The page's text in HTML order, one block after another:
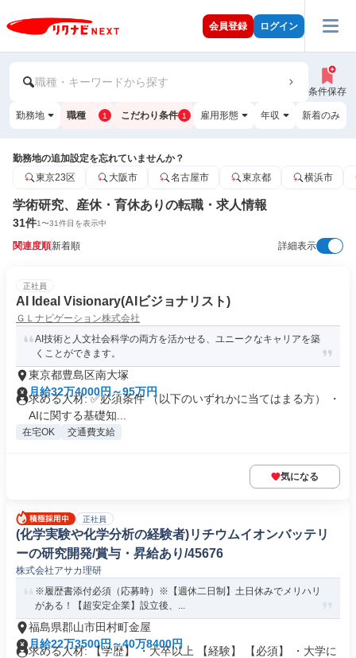
会員登録 ログイン
職種・キーワードから探す
条件保存
勤務地 職種 1 こだわり条件 1 雇用形態 年収 新着のみ
勤務地の追加設定を忘れていませんか？
東京23区
大阪市 名古屋市 東京都 横浜市
学術研究、産休・育休ありの転職・求人情報
31件1〜31件目を表示中
関連度順新着順 詳細表示
正社員
AI Ideal Visionary(AIビジョナリスト)
ＧＬナビゲーション株式会社
AI技術と人文社会科学の両方を活かせる、ユニークなキャリアを築
くことができます。
東京都豊島区南大塚
月給32万4000円～95万円
求める人材: ✅必須条件 （以下のいずれかに当てはまる方） ・
AIに関する基礎知...
在宅OK 交通費支給
気になる
正社員
(化学実験や化学分析の経験者)リチウムイオンバッテリ
ーの研究開発/賞与・昇給あり/45676
株式会社アサカ理研
※履歴書添付必須（応募時）※【週休二日制】土日休みでメリハリ
がある！【超安定企業】設立後、...
福島県郡山市田村町金屋
月給22万3500円～40万8400円
求める人材: 【学歴】 ・大卒以上 【経験】 【必須】 ・大学に